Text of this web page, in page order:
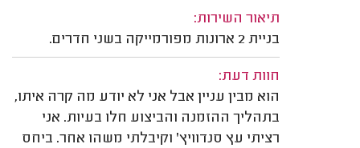
תיאור השירות:
בניית 2 ארונות מפורמייקה בשני חדרים.
חוות דעת:
הוא מבין עניין אבל אני לא יודע מה קרה איתו,
בתהליך ההזמנה והביצוע חלו בעיות. אני
רציתי עץ סנדוויץ' וקיבלתי משהו אחר. ביחס